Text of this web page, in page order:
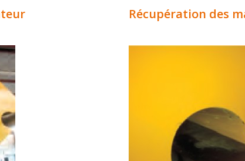
Récupération des